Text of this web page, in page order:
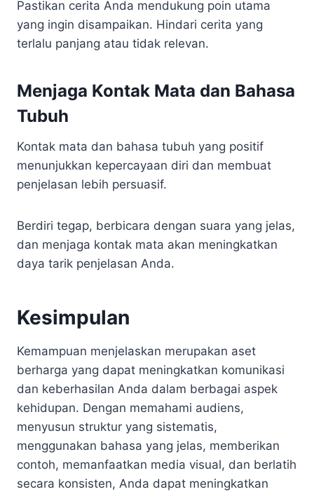
Pastikan cerita Anda mendukung poin utama
yang ingin disampaikan. Hindari cerita yang
terlalu panjang atau tidak relevan.
Menjaga Kontak Mata dan Bahasa
Tubuh
Kontak mata dan bahasa tubuh yang positif
menunjukkan kepercayaan diri dan membuat
penjelasan lebih persuasif.
Berdiri tegap, berbicara dengan suara yang jelas,
dan menjaga kontak mata akan meningkatkan
daya tarik penjelasan Anda.
Kesimpulan
Kemampuan menjelaskan merupakan aset
berharga yang dapat meningkatkan komunikasi
dan keberhasilan Anda dalam berbagai aspek
kehidupan. Dengan memahami audiens,
menyusun struktur yang sistematis,
menggunakan bahasa yang jelas, memberikan
contoh, memanfaatkan media visual, dan berlatih
secara konsisten, Anda dapat meningkatkan